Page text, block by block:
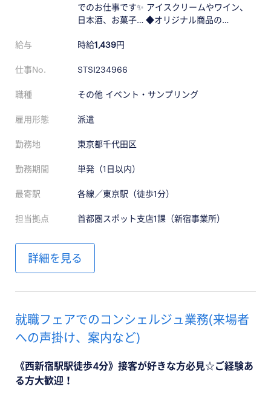
でのお仕事です✨ アイスクリームやワイン、
日本酒、お菓子… ◆オリジナル商品の…
給与 時給1,439円
仕事No. STSI234966
職種 その他 イベント・サンプリング
雇用形態 派遣
勤務地 東京都千代田区
勤務期間 単発（1日以内）
最寄駅 各線／東京駅（徒歩1分）
担当拠点 首都圏スポット支店1課（新宿事業所）
詳細を見る
就職フェアでのコンシェルジュ業務(来場者
への声掛け、案内など)
《西新宿駅駅徒歩4分》接客が好きな方必見☆ご経験あ
る方大歓迎！